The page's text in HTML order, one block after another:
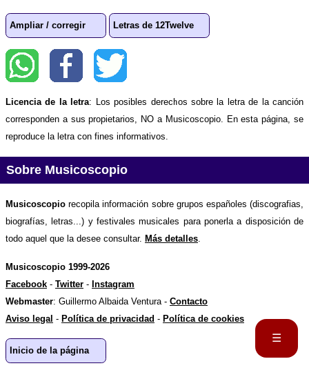
☰
Ampliar / corregir Letras de 12Twelve
Licencia de la letra: Los posibles derechos sobre la letra de la canción
corresponden a sus propietarios, NO a Musicoscopio. En esta página, se
reproduce la letra con fines informativos.
Sobre Musicoscopio
Musicoscopio recopila información sobre grupos españoles (discografias,
biografías, letras...) y festivales musicales para ponerla a disposición de
todo aquel que la desee consultar. Más detalles
Musicoscopio 1999-2026
Facebook - Twitter - Instagram
Webmaster: Guillermo Albaida Ventura - Contacto
Aviso legal - Política de privacidad - Política de cookies
Inicio de la página